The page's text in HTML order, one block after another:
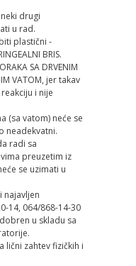
drugi
u rad.
plastični -
BRIS.
SA DRVENIM
VATOM, jer takav
i nije
(sa vatom) neće se
neadekvatni.
radi sa
preuzetim iz
se uzimati u
14, 064/868-14-30
u skladu sa
lični zahtev fizičkih i